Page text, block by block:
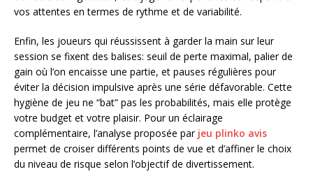
vos attentes en termes de rythme et de variabilité.
Enfin, les joueurs qui réussissent à garder la main sur leur
session se fixent des balises: seuil de perte maximal, palier de
gain où l’on encaisse une partie, et pauses régulières pour
éviter la décision impulsive après une série défavorable. Cette
hygiène de jeu ne “bat” pas les probabilités, mais elle protège
votre budget et votre plaisir. Pour un éclairage
complémentaire, l’analyse proposée par jeu plinko avis
permet de croiser différents points de vue et d’affiner le choix
du niveau de risque selon l’objectif de divertissement.